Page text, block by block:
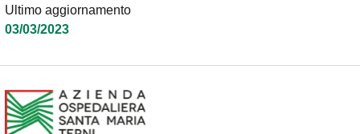
Ultimo aggiornamento
03/03/2023